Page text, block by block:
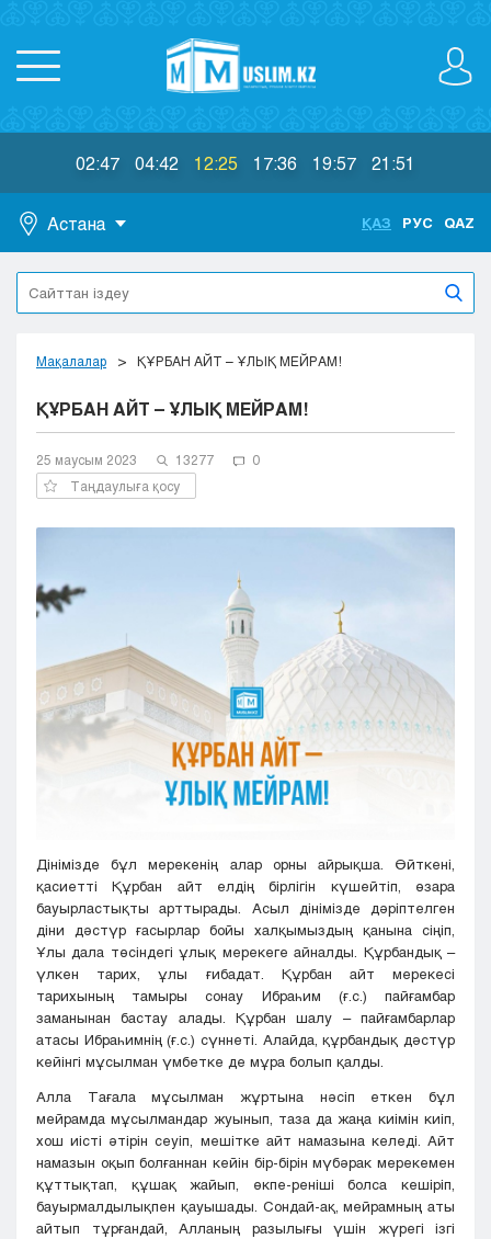
02:47 04:42 12:25 17:36 19:57 21:51
Астана
Астана
Алматы
Актобе
Жезказган
Караганда
Кокшетау
Костанай
Семей
Талдыкорган
Туркестан
Уральск
Усть-Каменогорск
Шымкент
ҚАЗ РУС QAZ
Мақалалар ҚҰРБАН АЙТ – ҰЛЫҚ МЕЙРАМ!
ҚҰРБАН АЙТ – ҰЛЫҚ МЕЙРАМ!
25 маусым 2023 13277
0
Таңдаулыға қосу
Дінімізде бұл мерекенің алар орны айрықша. Өйткені,
қасиетті Құрбан айт елдің бірлігін күшейтіп, өзара
бауырластықты арттырады. Асыл дінімізде дәріптелген
діни дәстүр ғасырлар бойы халқымыздың қанына сіңіп,
Ұлы дала төсіндегі ұлық мерекеге айналды. Құрбандық –
үлкен тарих, ұлы ғибадат. Құрбан айт мерекесі
тарихының тамыры сонау Ибраһим (ғ.с.) пайғамбар
заманынан бастау алады. Құрбан шалу – пайғамбарлар
атасы Ибраһимнің (ғ.с.) сүннеті. Алайда, құрбандық дəстүр
кейінгі мұсылман үмбетке де мұра болып қалды.
Алла Тағала мұсылман жұртына нәсіп еткен бұл
мейрамда мұсылмандар жуынып, таза да жаңа киімін киіп,
хош иісті әтірін сеуіп, мешітке айт намазына келеді. Айт
намазын оқып болғаннан кейін бір-бірін мүбәрак мерекемен
құттықтап, құшақ жайып, өкпе-реніші болса кешіріп,
бауырмалдылықпен қауышады. Сондай-ақ, мейрамның аты
айтып тұрғандай, Алланың разылығы үшін жүрегі ізгі